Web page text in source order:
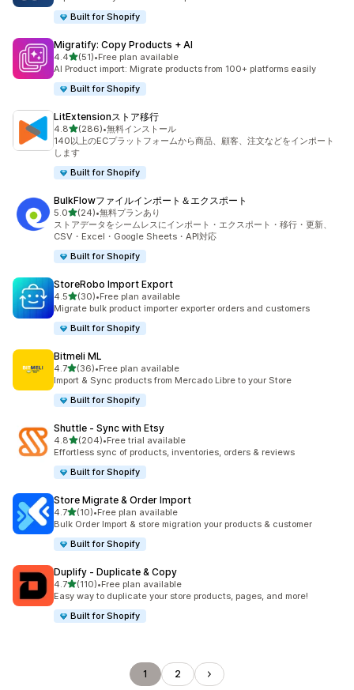
Built for Shopify
Migratify: Copy Products + AI
4.45つ星中
(51)
合計レビュー数：51件
•Free plan available
AI Product import: Migrate products from 100+ platforms easily
Built for Shopify
LitExtensionストア移行
4.85つ星中
(286)
合計レビュー数：286件
•無料インストール
140以上のECプラットフォームから商品、顧客、注文などをインポート
します
Built for Shopify
BulkFlowファイルインポート＆エクスポート
5.05つ星中
(24)
合計レビュー数：24件
•無料プランあり
ストアデータをシームレスにインポート・エクスポート・移行・更新、
CSV・Excel・Google Sheets・API対応
Built for Shopify
StoreRobo Import Export
4.55つ星中
(30)
合計レビュー数：30件
•Free plan available
Migrate bulk product importer exporter orders and customers
Built for Shopify
Bitmeli ML
4.75つ星中
(36)
合計レビュー数：36件
•Free plan available
Import & Sync products from Mercado Libre to your Store
Built for Shopify
Shuttle ‑ Sync with Etsy
4.85つ星中
(204)
合計レビュー数：204件
•Free trial available
Effortless sync of products, inventories, orders & reviews
Built for Shopify
Store Migrate & Order Import
4.75つ星中
(10)
合計レビュー数：10件
•Free plan available
Bulk Order Import & store migration your products & customer
Built for Shopify
Duplify ‑ Duplicate & Copy
4.75つ星中
(110)
合計レビュー数：110件
•Free plan available
Easy way to duplicate your store products, pages, and more!
Built for Shopify
1 2